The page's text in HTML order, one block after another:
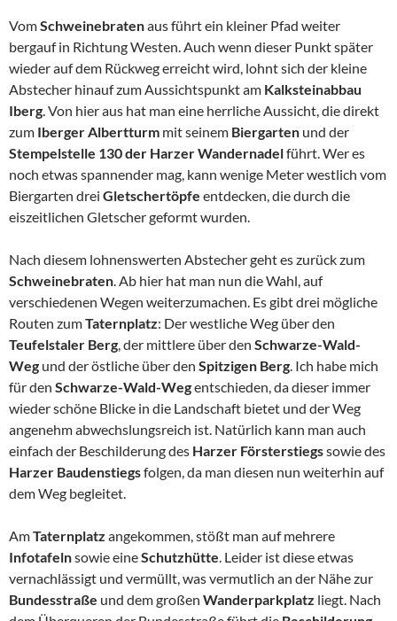
VomSchweinebratenaus führt ein kleiner Pfad weiter
bergauf in Richtung Westen. Auch wenn dieser Punkt später
wieder auf dem Rückweg erreicht wird, lohnt sich der kleine
Abstecher hinauf zum Aussichtspunkt am Kalksteinabbau
Iberg. Von hier aus hat man eine herrliche Aussicht, die direkt
zum Iberger Albertturm mit seinem Biergarten und der
Stempelstelle 130 der Harzer Wandernadelführt. Wer es
noch etwas spannender mag, kann wenige Meter westlich vom
Biergarten drei Gletschertöpfe entdecken, die durch die
eiszeitlichen Gletscher geformt wurden.
Nach diesem lohnenswerten Abstecher geht es zurück zum
Schweinebraten. Ab hier hat man nun die Wahl, auf
verschiedenen Wegen weiterzumachen. Es gibt drei mögliche
Routen zumTaternplatz: Der westliche Weg über den
Teufelstaler Berg, der mittlere über den Schwarze-Wald-
Weg und der östliche über den Spitzigen Berg. Ich habe mich
für den Schwarze-Wald-Wegentschieden, da dieser immer
wieder schöne Blicke in die Landschaft bietet und der Weg
angenehm abwechslungsreich ist. Natürlich kann man auch
einfach der Beschilderung des Harzer Försterstiegssowie des
Harzer Baudenstiegsfolgen, da man diesen nun weiterhin auf
dem Weg begleitet.
AmTaternplatz angekommen, stößt man auf mehrere
Infotafelnsowie eineSchutzhütte. Leider ist diese etwas
vernachlässigt und vermüllt, was vermutlich an der Nähe zur
Bundesstraße und dem großen Wanderparkplatz liegt. Nach